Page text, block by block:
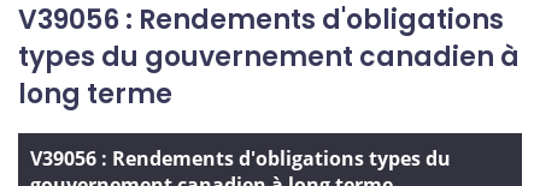
V39056 : Rendements d'obligations
types du gouvernement canadien à
long terme
V39056 : Rendements d'obligations types du